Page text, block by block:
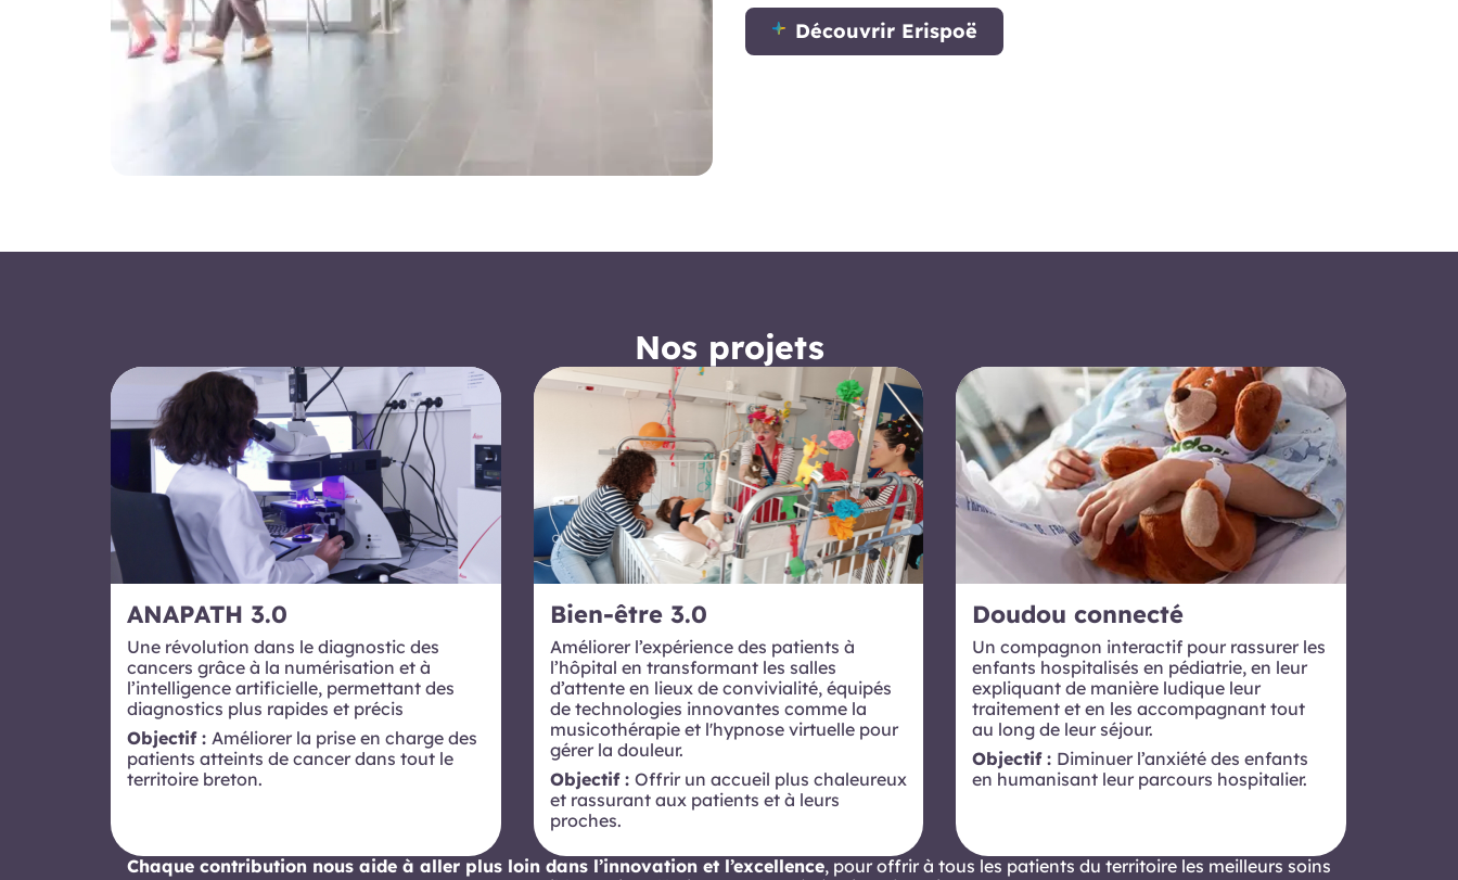
Découvrir Erispoë
Nos projets
ANAPATH 3.0
Une révolution dans le diagnostic des
cancers grâce à la numérisation et à
l’intelligence artificielle, permettant des
diagnostics plus rapides et précis
Objectif : Améliorer la prise en charge des
patients atteints de cancer dans tout le
territoire breton.
Bien-être 3.0
Améliorer l’expérience des patients à
l’hôpital en transformant les salles
d’attente en lieux de convivialité, équipés
de technologies innovantes comme la
musicothérapie et l'hypnose virtuelle pour
gérer la douleur.
Objectif : Offrir un accueil plus chaleureux
et rassurant aux patients et à leurs
proches.
Doudou connecté
Un compagnon interactif pour rassurer les
enfants hospitalisés en pédiatrie, en leur
expliquant de manière ludique leur
traitement et en les accompagnant tout
au long de leur séjour.
Objectif : Diminuer l’anxiété des enfants
en humanisant leur parcours hospitalier.
Chaque contribution nous aide à aller plus loin dans l’innovation et l’excellence, pour offrir à tous les patients du territoire les meilleurs soins